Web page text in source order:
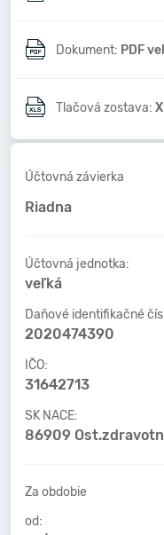
Dokument: PDF
Tlačová zostava:
Účtovná závierka
Riadna
Účtovná jednotka:
veľká
Daňové identifikačné
2020474390
IČO:
31642713
SK NACE:
86909
Za obdobie
od: